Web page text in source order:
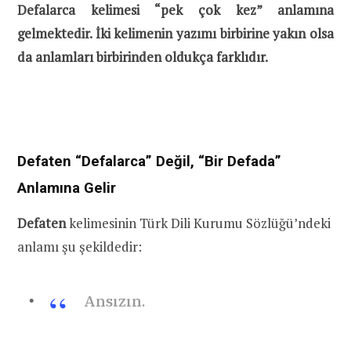
Defalarca kelimesi “pek çok kez” anlamına
gelmektedir. İki kelimenin yazımı birbirine yakın olsa
da anlamları birbirinden oldukça farklıdır.
Defaten “Defalarca” Değil, “Bir Defada”
Anlamına Gelir
Defatenkelimesinin Türk Dili Kurumu Sözlüğü’ndeki
anlamı şu şekildedir:
Ansızın.